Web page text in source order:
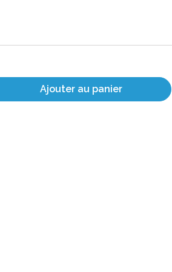
Ajouter au panier